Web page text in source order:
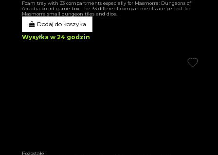
Foam tray with 33 compartments especially for Masmorra: Dungeons of
Arcadia board game box. The 33 different compartments are perfect for
Masmorra small dungeon tiles and dice.
Dodaj do koszyka
Wysyłka w 24 godzin
Pozostałe